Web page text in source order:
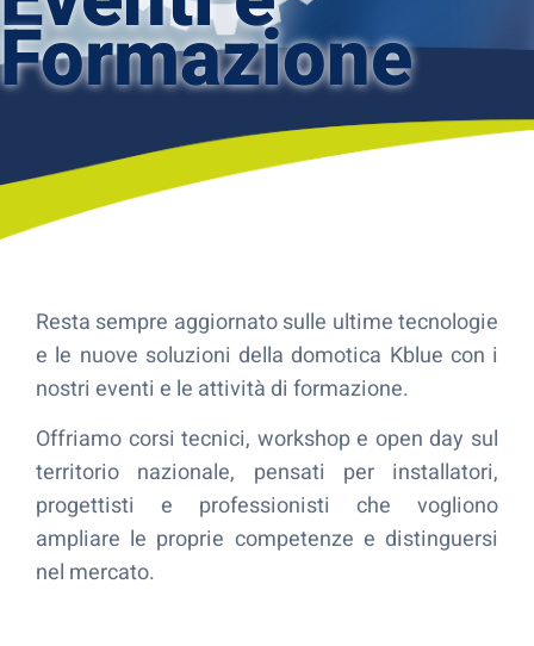
Formazione
Resta sempre aggiornato sulle ultime tecnologie
e le nuove soluzioni della domotica Kblue con i
nostri eventi e le attività di formazione.
Offriamo corsi tecnici, workshop e open day sul
territorio nazionale, pensati per installatori,
progettisti e professionisti che vogliono
ampliare le proprie competenze e distinguersi
nel mercato.